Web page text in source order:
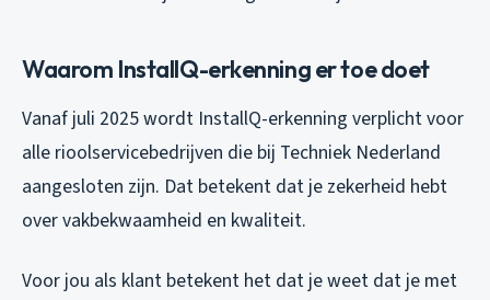
Waarom InstallQ-erkenning er toe doet
Vanaf juli 2025 wordt InstallQ-erkenning verplicht voor
alle rioolservicebedrijven die bij Techniek Nederland
aangesloten zijn. Dat betekent dat je zekerheid hebt
over vakbekwaamheid en kwaliteit.
Voor jou als klant betekent het dat je weet dat je met